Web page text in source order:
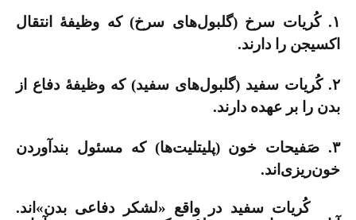
۱. کُریات سرخ (گلبول‌های سرخ) که وظیفۀ انتقال
اکسیجن را دارند.
۲. کُریات سفید (گلبول‌های سفید) که وظیفۀ دفاع از
بدن را بر عهده دارند.
۳. صَفیحات خون (پلیتلیت‌ها) که مسئول بندآوردن
خون‌ریزی‌اند.
کُریات سفید در واقع «لشکر دفاعی بدن»اند.